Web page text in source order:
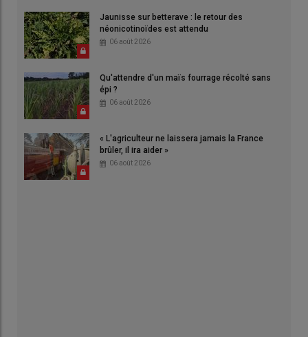
Jaunisse sur betterave : le retour des
néonicotinoïdes est attendu
06 août 2026
Qu'attendre d'un maïs fourrage récolté sans
épi ?
06 août 2026
« L'agriculteur ne laissera jamais la France
brûler, il ira aider »
06 août 2026